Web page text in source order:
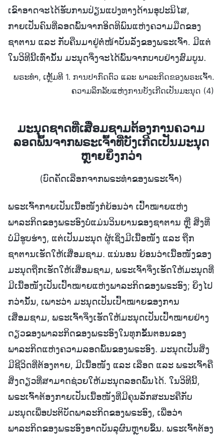
ເຂົາອາດຈະໄດ້ຮັບການປ່ຽນແປງທາງດ້ານອຸປະນິໄສ,
ກາຍເປັນຄົນທີ່ລອດພົ້ນຈາກອິດທິພົນແຫ່ງຄວາມມືດຂອງ
ຊາຕານ ແລະ ກັບຄືນມາຢູ່ຕໍ່ໜ້າບັນລັງຂອງພຣະເຈົ້າ. ມີແຕ່
ໃນວິທີນີ້ເທົ່ານັ້ນ ມະນຸດຈຶ່ງຈະໄດ້ພົ້ນຈາກບາບຢ່າງສົມບູນ.
ພຣະທຳ, ເຫຼັ້ມທີ 1. ການປາກົດຕົວ ແລະ ພາລະກິດຂອງພຣະເຈົ້າ.
ຄວາມລຶກລັບແຫ່ງການບັງເກີດເປັນມະນຸດ (4)
ມະນຸດຊາດທີ່ເສື່ອມຊາມຕ້ອງການຄວາມ
ລອດພົ້ນຈາກພຣະເຈົ້າທີ່ບັງເກີດເປັນມະນຸດ
ຫຼາຍຍິ່ງກວ່າ
(ບົດຄັດເລືອກຈາກພຣະທຳຂອງພຣະເຈົ້າ)
ພຣະເຈົ້າກາຍເປັນເນື້ອໜັງກໍຍ້ອນວ່າ ເປົ້າໝາຍແຫ່ງ
ພາລະກິດຂອງພຣະອົງບໍ່ແມ່ນວິນຍານຂອງຊາຕານ ຫຼື ສິ່ງທີ່
ບໍ່ມີຮູບຮ່າງ, ແຕ່ເປັນມະນຸດ ຜູ້ເຊິ່ງມີເນື້ອໜັງ ແລະ ຖືກ
ຊາຕານເຮັດໃຫ້ເສື່ອມຊາມ. ແນ່ນອນ ຍ້ອນວ່າເນື້ອໜັງຂອງ
ມະນຸດຖືກເຮັດໃຫ້ເສື່ອມຊາມ, ພຣະເຈົ້າຈຶ່ງເຮັດໃຫ້ມະນຸດທີ່
ມີເນື້ອໜັງເປັນເປົ້າໝາຍແຫ່ງພາລະກິດຂອງພຣະອົງ; ຍິ່ງໄປ
ກວ່ານັ້ນ, ເພາະວ່າ ມະນຸດເປັນເປົ້າໝາຍຂອງການ
ເສື່ອມຊາມ, ພຣະເຈົ້າຈຶ່ງເຮັດໃຫ້ມະນຸດເປັນເປົ້າໝາຍຢ່າງ
ດຽວຂອງພາລະກິດຂອງພຣະອົງໃນທຸກຂັ້ນຕອນຂອງ
ພາລະກິດແຫ່ງຄວາມລອດພົ້ນຂອງພຣະອົງ. ມະນຸດເປັນສິ່ງ
ມີຊີວິດທີ່ຕ້ອງຕາຍ, ມີເນື້ອໜັງ ແລະ ເລືອດ ແລະ ພຣະເຈົ້າຄື
ສິ່ງດຽວທີ່ສາມາດຊ່ວຍໃຫ້ມະນຸດລອດພົ້ນໄດ້. ໃນວິທີນີ້,
ພຣະເຈົ້າຕ້ອງກາຍເປັນເນື້ອໜັງທີ່ມີຄຸນລັກສະນະຄືກັບ
ມະນຸດເພື່ອປະຕິບັດພາລະກິດຂອງພຣະອົງ, ເພື່ອວ່າ
ພາລະກິດຂອງພຣະອົງອາດບັນລຸຜົນຫຼາຍຂຶ້ນ. ພຣະເຈົ້າຕ້ອງ